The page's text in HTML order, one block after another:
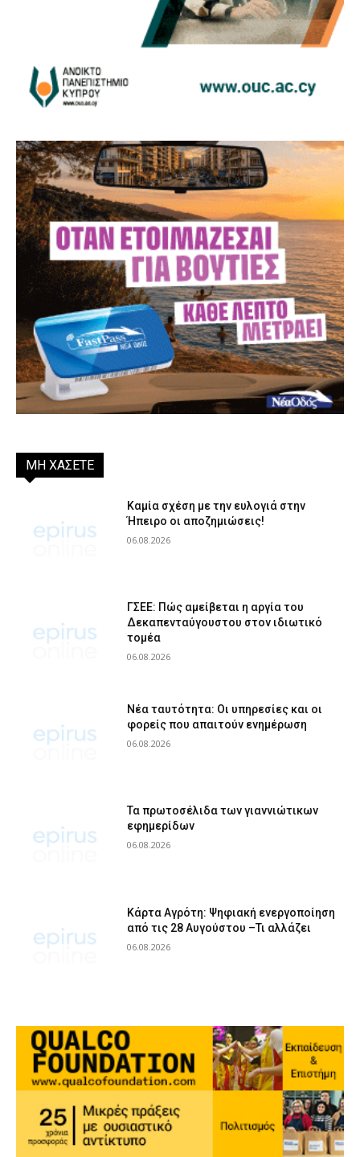
ΜΗ ΧΑΣΕΤΕ
Καμία σχέση με την ευλογιά στην
Ήπειρο οι αποζημιώσεις!
06.08.2026
ΓΣΕΕ: Πώς αμείβεται η αργία του
Δεκαπενταύγουστου στον ιδιωτικό
τομέα
06.08.2026
Νέα ταυτότητα: Οι υπηρεσίες και οι
φορείς που απαιτούν ενημέρωση
06.08.2026
Τα πρωτοσέλιδα των γιαννιώτικων
εφημερίδων
06.08.2026
Κάρτα Αγρότη: Ψηφιακή ενεργοποίηση
από τις 28 Αυγούστου –Τι αλλάζει
06.08.2026